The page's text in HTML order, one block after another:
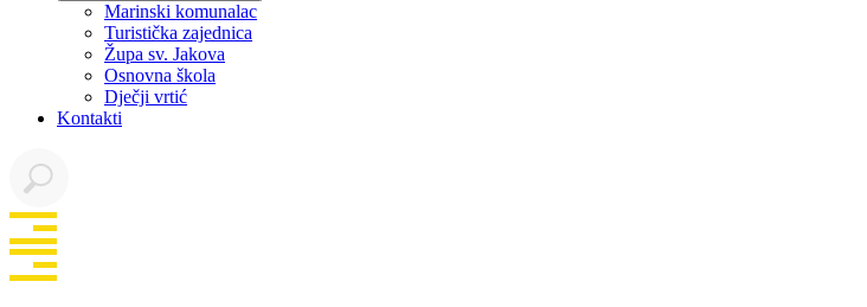
Marinski komunalac
Turistička zajednica
Župa sv. Jakova
Osnovna škola
Dječji vrtić
Kontakti